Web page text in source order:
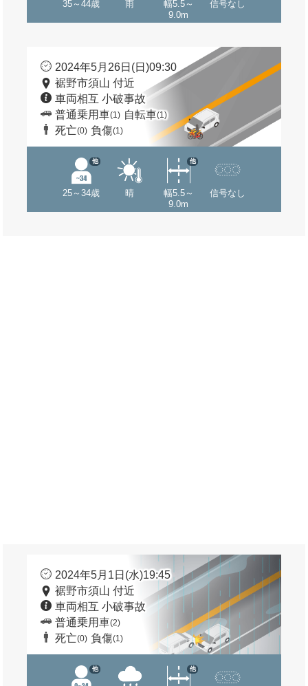
35～44歳 雨
幅5.5～
9.0m
信号なし
2024年5月26日(日)09:30
裾野市須山 付近
車両相互 小破事故
普通乗用車(1) 自転車(1)
死亡(0) 負傷(1)
25～34歳
他
晴
幅5.5～
9.0m
他
信号なし
2024年5月1日(水)19:45
裾野市須山 付近
車両相互 小破事故
普通乗用車(2)
死亡(0) 負傷(1)
他 他